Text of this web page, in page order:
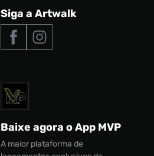
Siga a Artwalk
Baixe agora o App MVP
A maior plataforma de